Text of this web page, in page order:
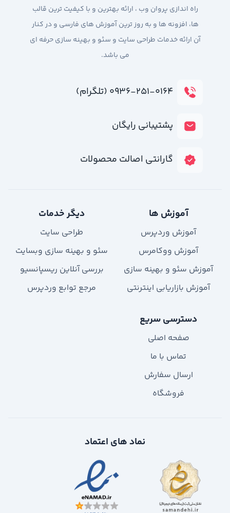
راه اندازی پروان وب ، ارائه بهترین و با کیفیت ترین قالب
ها، افزونه ها و به روز ترین آموزش های فارسی و در کنار
آن ارائه خدمات طراحی سایت و سئو و بهینه سازی حرفه ای
می باشد.
۰۹۳۶-۲۵۱-۰۱۶۴ (تلگرام)
پشتیبانی رایگان
گارانتی اصالت محصولات
آموزش ها
آموزش وردپرس
آموزش ووکامرس
آموزش سئو و بهینه سازی
آموزش بازاریابی اینترنتی
دیگر خدمات
طراحی سایت
سئو و بهینه سازی وبسایت
بررسی آنلاین ریسپانسیو
مرجع توابع وردپرس
دسترسی سریع
صفحه اصلی
تماس با ما
ارسال سفارش
فروشگاه
نماد های اعتماد